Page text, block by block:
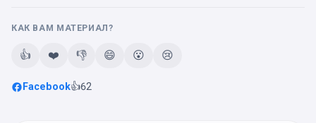
КАК ВАМ МАТЕРИАЛ?
👍 ❤️ 👎 😄 😮 😢
Facebook👍62